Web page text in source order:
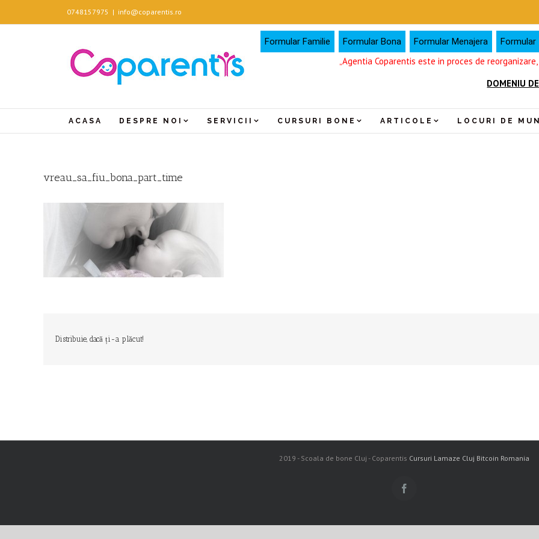
0748157975 | info@coparentis.ro
Formular Familie Formular Bona Formular Menajera Formular
„Agentia Coparentis este in proces de
DOMENIU
ACASA DESPRE NOI SERVICII CURSURI BONE ARTICOLE LOCURI DE
vreau_sa_fiu_bona_part_time
Distribuie, dacă ți-a plăcut!
2019 - Scoala de bone Cluj - Coparentis Cursuri Lamaze Cluj Bitcoin Romania